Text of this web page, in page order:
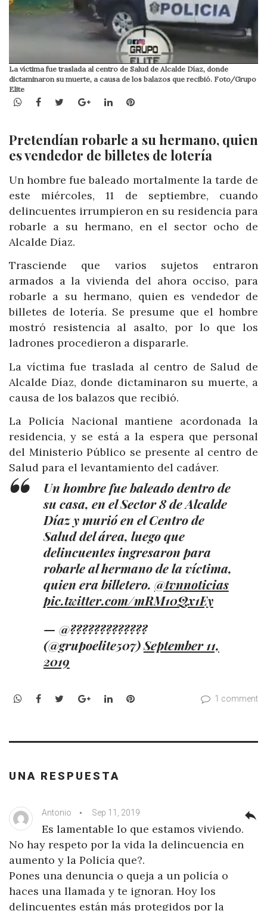
La víctima fue traslada al centro de Salud de Alcalde Díaz, donde
dictaminaron su muerte, a causa de los balazos que recibió. Foto/Grupo
Elite
WhatsApp
Facebook
TwitterGoogle+LinkedInPinterest
Pretendían robarle a su hermano, quien
es vendedor de billetes de lotería
Un hombre fue baleado mortalmente la tarde de
este miércoles, 11 de septiembre, cuando
delincuentes irrumpieron en su residencia para
robarle a su hermano, en el sector ocho de
Alcalde Díaz.
Trasciende que varios sujetos entraron
armados a la vivienda del ahora occiso, para
robarle a su hermano, quien es vendedor de
billetes de lotería. Se presume que el hombre
mostró resistencia al asalto, por lo que los
ladrones procedieron a dispararle.
La víctima fue traslada al centro de Salud de
Alcalde Díaz, donde dictaminaron su muerte, a
causa de los balazos que recibió.
La Policía Nacional mantiene acordonada la
residencia, y se estáa la espera que personal
del Ministerio Público se presente al centro de
Salud para el levantamiento del cadáver.
Un hombre fue baleado dentro de
su casa, en el Sector 8 de Alcalde
Díaz y murió en el Centro de
Salud del área, luego que
delincuentes ingresaron para
robarle al hermano de la víctima,
quien era billetero. @tvnnoticias
pic.twitter.com/mRM10Qx1Ey
— @?????????????
(@grupoelite507)September 11,
2019
WhatsApp
Facebook
TwitterGoogle+LinkedInPinterest 1 comment
UNA RESPUESTA
Antonio Sep 11, 2019
Es lamentable lo que estamos viviendo.
No hay respeto por la vida la delincuencia en
aumento y la Policía que?.
Pones una denuncia o queja a un policía o
haces una llamada y te ignoran. Hoy los
delincuentes están más protegidos por la
reply